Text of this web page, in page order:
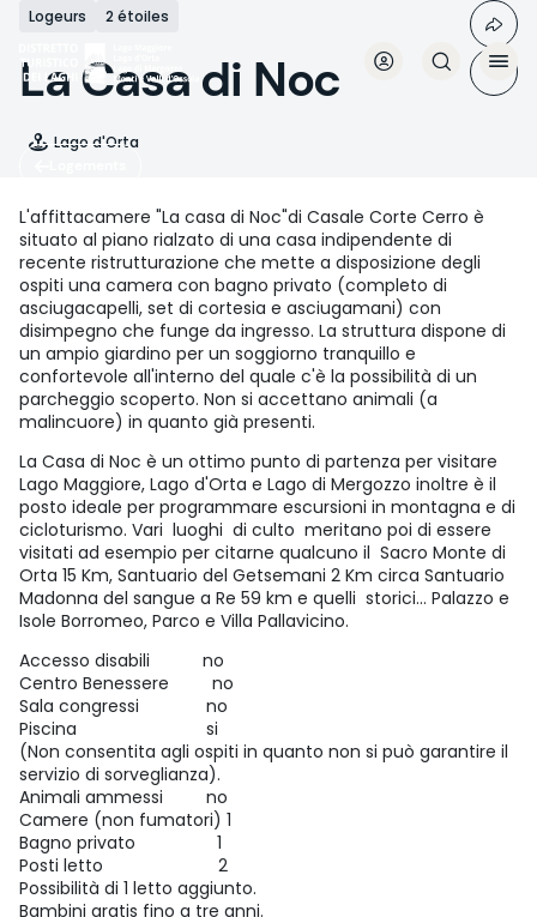
Aller
contenu
principal
Logeurs 2 étoiles
La Casa di Noc
Lago d'Orta
L'affittacamere "La casa di Noc"di Casale Corte Cerro è
situato al piano rialzato di una casa indipendente di
recente ristrutturazione che mette a disposizione degli
ospiti una camera con bagno privato (completo di
asciugacapelli, set di cortesia e asciugamani) con
disimpegno che funge da ingresso. La struttura dispone di
un ampio giardino per un soggiorno tranquillo e
confortevole all'interno del quale c'è la possibilità di un
parcheggio scoperto. Non si accettano animali (a
malincuore) in quanto già presenti.
La Casa di Noc è un ottimo punto di partenza per visitare
Lago Maggiore, Lago d'Orta e Lago di Mergozzo inoltre è il
posto ideale per programmare escursioni in montagna e di
cicloturismo. Vari luoghi di culto meritano poi di essere
visitati ad esempio per citarne qualcuno il Sacro Monte di
Orta 15 Km, Santuario del Getsemani 2 Km circa Santuario
Madonna del sangue a Re 59 km e quelli storici... Palazzo e
Isole Borromeo, Parco e Villa Pallavicino.
Accesso disabili no
Centro Benessere no
Sala congressi no
Piscina si
(Non consentita agli ospiti in quanto non si può garantire il
servizio di sorveglianza).
Animali ammessi no
Camere (non fumatori) 1
Bagno privato 1
Posti letto 2
Possibilità di 1 letto aggiunto.
Bambini gratis fino a tre anni.